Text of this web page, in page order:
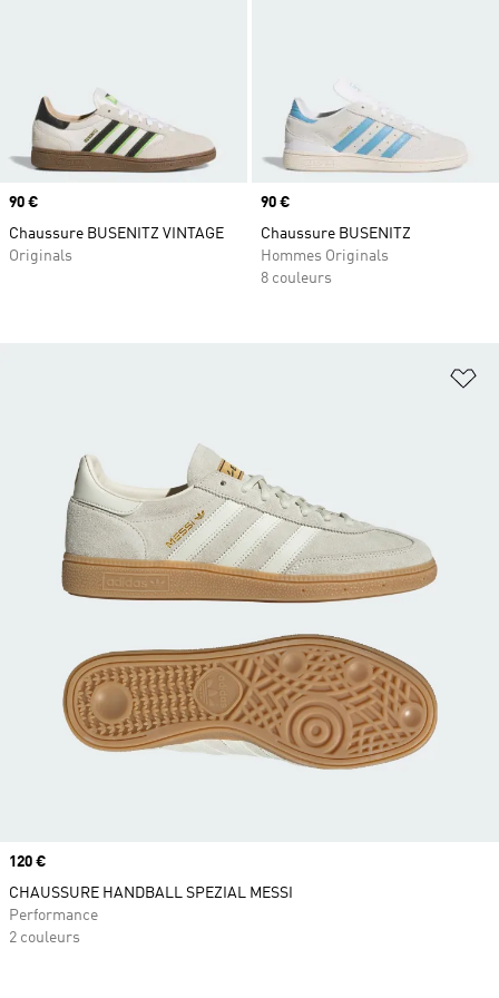
Prix
90 €
Chaussure BUSENITZ VINTAGE
Originals
Prix
90 €
Chaussure BUSENITZ
Hommes Originals
8 couleurs
Prix
120 €
CHAUSSURE HANDBALL SPEZIAL MESSI
Performance
2 couleurs